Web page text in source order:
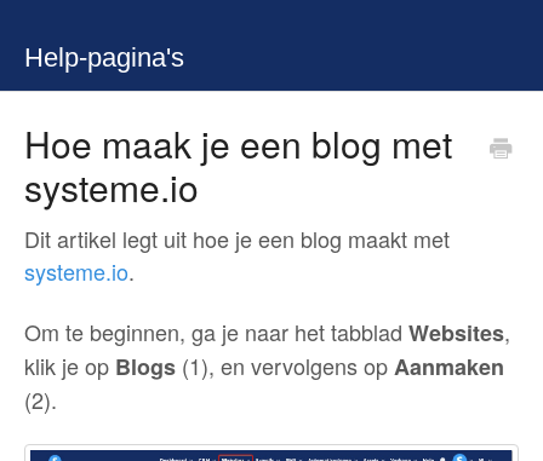
Help-pagina's
Hoe maak je een blog met
systeme.io
Dit artikel legt uit hoe je een blog maakt met
systeme.io.
Om te beginnen, ga je naar het tabblad Websites,
klik je op Blogs (1), en vervolgens opAanmaken
(2).